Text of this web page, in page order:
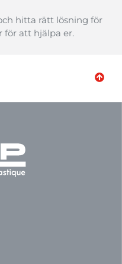
hitta rätt lösning för
för att hjälpa er.